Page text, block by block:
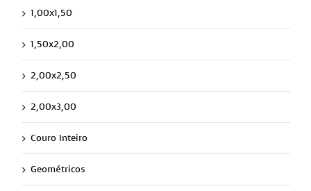
1,00x1,50
1,50x2,00
2,00x2,50
2,00x3,00
Couro Inteiro
Geométricos